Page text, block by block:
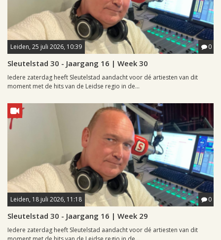
Leiden, 25 juli 2026, 10:39 0
Sleutelstad 30 - Jaargang 16 | Week 30
Iedere zaterdag heeft Sleutelstad aandacht voor dé artiesten van dit
moment met de hits van de Leidse regio in de...
Leiden, 18 juli 2026, 11:18 0
Sleutelstad 30 - Jaargang 16 | Week 29
Iedere zaterdag heeft Sleutelstad aandacht voor dé artiesten van dit